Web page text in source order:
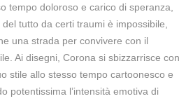
tempo doloroso e carico di speranza,
tutto da certi traumi è impossibile,
una strada per convivere con il
Ai disegni, Corona si sbizzarrisce con
stile allo stesso tempo cartoonesco e
potentissima l’intensità emotiva di